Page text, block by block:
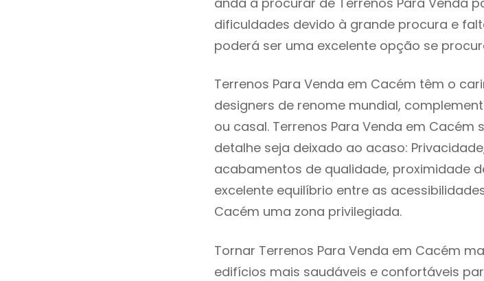
dificuldades devido à grande procura e
poderá ser uma excelente opção se
Terrenos Para Venda em Cacém têm o
designers de renome mundial,
ou casal. Terrenos Para Venda em
detalhe seja deixado ao acaso:
acabamentos de qualidade, proximidade
excelente equilíbrio entre as
Cacém uma zona privilegiada.
Tornar Terrenos Para Venda em Cacém
edifícios mais saudáveis e confortáveis